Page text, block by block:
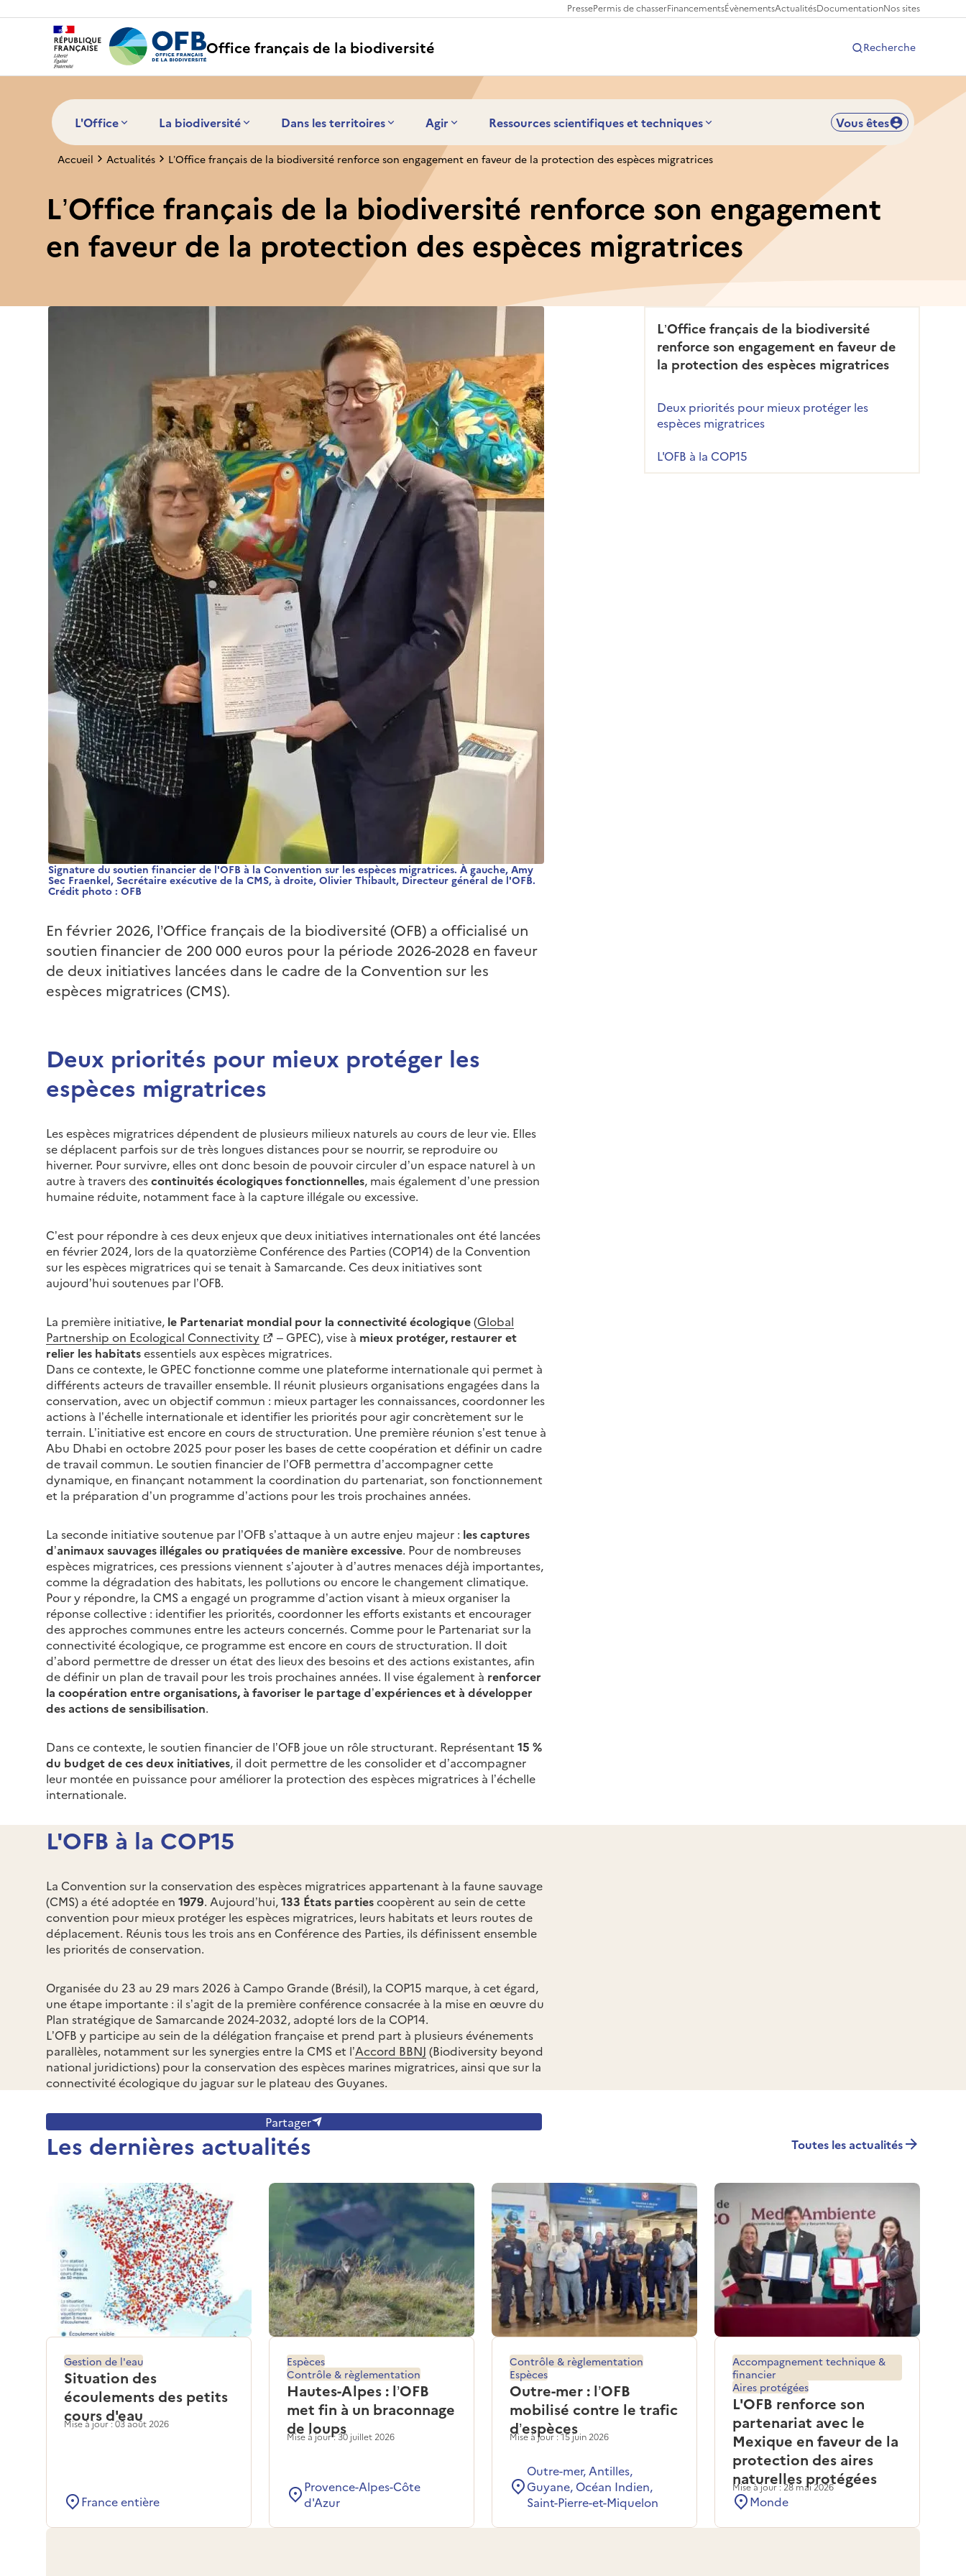
PressePermis de chasserFinancementsÉvènementsActualitésDocumentationNos sites
Office français de la biodiversité Recherche
L'Office La biodiversité Dans les territoires Agir Ressources scientifiques et techniques Vous êtes
Accueil Actualités L’Office français de la biodiversité renforce son engagement en faveur de la protection des espèces migratrices
L’Office français de la biodiversité renforce son engagement
en faveur de la protection des espèces migratrices
Signature du soutien financier de l'OFB à la Convention sur les espèces migratrices. À gauche, Amy
Sec Fraenkel, Secrétaire exécutive de la CMS, à droite, Olivier Thibault, Directeur général de l'OFB.
Crédit photo : OFB
En février 2026, l’Office français de la biodiversité (OFB) a officialisé un
soutien financier de 200 000 euros pour la période 2026-2028 en faveur
de deux initiatives lancées dans le cadre de la Convention sur les
espèces migratrices (CMS).
L’Office français de la biodiversité
renforce son engagement en faveur de
la protection des espèces migratrices
Deux priorités pour mieux protéger les
espèces migratrices
L'OFB à la COP15
Deux priorités pour mieux protéger les
espèces migratrices
Les espèces migratrices dépendent de plusieurs milieux naturels au cours de leur vie. Elles
se déplacent parfois sur de très longues distances pour se nourrir, se reproduire ou
hiverner. Pour survivre, elles ont donc besoin de pouvoir circuler d’un espace naturel à un
autre à travers descontinuités écologiques fonctionnelles, mais également d’une pression
humaine réduite, notamment face à la capture illégale ou excessive.
C’est pour répondre à ces deux enjeux que deux initiatives internationales ont été lancées
en février 2024, lors de la quatorzième Conférence des Parties (COP14) de la Convention
sur les espèces migratrices qui se tenait à Samarcande. Ces deux initiatives sont
aujourd’hui soutenues par l’OFB.
La première initiative, le Partenariat mondial pour la connectivité écologique(Global
Partnership on Ecological Connectivity
– GPEC), vise à mieux protéger, restaurer et
relier les habitatsessentiels aux espèces migratrices.
Dans ce contexte, le GPEC fonctionne comme une plateforme internationale qui permet à
différents acteurs de travailler ensemble. Il réunit plusieurs organisations engagées dans la
conservation, avec un objectif commun : mieux partager les connaissances, coordonner les
actions à l’échelle internationale et identifier les priorités pour agir concrètement sur le
terrain. L’initiative est encore en cours de structuration. Une première réunion s’est tenue à
Abu Dhabi en octobre 2025 pour poser les bases de cette coopération et définir un cadre
de travail commun. Le soutien financier de l’OFB permettra d’accompagner cette
dynamique, en finançant notamment la coordination du partenariat, son fonctionnement
et la préparation d’un programme d’actions pour les trois prochaines années.
La seconde initiative soutenue par l’OFB s’attaque à un autre enjeu majeur : les captures
d’animaux sauvages illégales ou pratiquées de manière excessive. Pour de nombreuses
espèces migratrices, ces pressions viennent s’ajouter à d’autres menaces déjà importantes,
comme la dégradation des habitats, les pollutions ou encore le changement climatique.
Pour y répondre, la CMS a engagé un programme d’action visant à mieux organiser la
réponse collective : identifier les priorités, coordonner les efforts existants et encourager
des approches communes entre les acteurs concernés. Comme pour le Partenariat sur la
connectivité écologique, ce programme est encore en cours de structuration. Il doit
d’abord permettre de dresser un état des lieux des besoins et des actions existantes, afin
de définir un plan de travail pour les trois prochaines années. Il vise également à renforcer
la coopération entre organisations, à favoriser le partage d’expériences et à développer
des actions de sensibilisation.
Dans ce contexte, le soutien financier de l’OFB joue un rôle structurant. Représentant 15 %
du budget de ces deux initiatives, il doit permettre de les consolider et d’accompagner
leur montée en puissance pour améliorer la protection des espèces migratrices à l’échelle
internationale.
L'OFB à la COP15
La Convention sur la conservation des espèces migratrices appartenant à la faune sauvage
(CMS) a été adoptée en 1979. Aujourd’hui,133 États partiescoopèrent au sein de cette
convention pour mieux protéger les espèces migratrices, leurs habitats et leurs routes de
déplacement. Réunis tous les trois ans en Conférence des Parties, ils définissent ensemble
les priorités de conservation.
Organisée du 23 au 29 mars 2026 à Campo Grande (Brésil), la COP15 marque, à cet égard,
une étape importante : il s’agit de la première conférence consacrée à la mise en œuvre du
Plan stratégique de Samarcande 2024-2032, adopté lors de la COP14.
L’OFB y participe au sein de la délégation française et prend part à plusieurs événements
parallèles, notamment sur les synergies entre la CMS et l’Accord BBNJ (Biodiversity beyond
national juridictions) pour la conservation des espèces marines migratrices, ainsi que sur la
connectivité écologique du jaguar sur le plateau des Guyanes.
Partager
Les dernières actualités Toutes les actualités
Situation des
écoulements des petits
cours d'eau
Gestion de l'eau
Mise à jour : 03 août 2026
France entière
Hautes-Alpes : l’OFB
met fin à un braconnage
de loups
Espèces
Contrôle & règlementation
Mise à jour : 30 juillet 2026
Provence-Alpes-Côte
d'Azur
Outre-mer : l’OFB
mobilisé contre le trafic
d’espèces
Contrôle & règlementation
Espèces
Mise à jour : 15 juin 2026
Outre-mer, Antilles,
Guyane, Océan Indien,
Saint-Pierre-et-Miquelon
L'OFB renforce son
partenariat avec le
Mexique en faveur de la
protection des aires
naturelles protégées
Accompagnement technique &
financier
Aires protégées
Mise à jour : 28 mai 2026
Monde